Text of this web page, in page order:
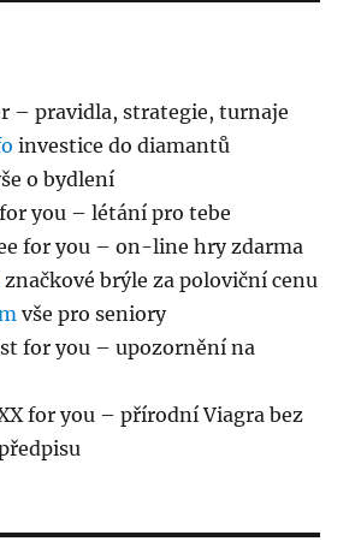
– pravidla, strategie, turnaje
investice do diamantů
o bydlení
you – létání pro tebe
for you – on-line hry zdarma
značkové brýle za poloviční cenu
vše pro seniory
for you – upozornění na
for you – přírodní Viagra bez